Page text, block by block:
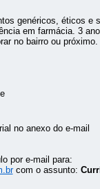
genéricos, éticos e
em farmácia. 3
no bairro ou próximo.
no anexo do e-mail
por e-mail para:
com o assunto: